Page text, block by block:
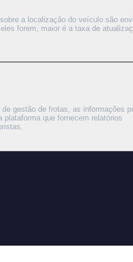
a localização do veículo são
forem, maior é a taxa de
gestão de frotas, as informações
que fornecem relatórios